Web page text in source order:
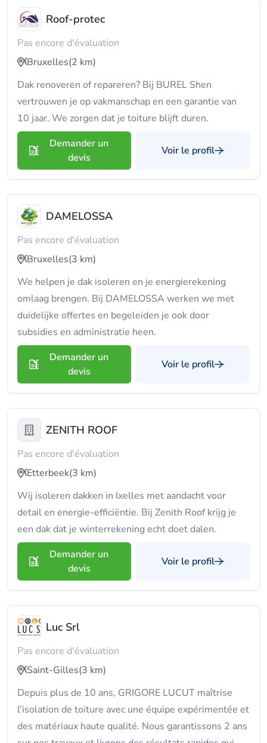
Roof-protec
Pas encore d'évaluation
Bruxelles(2 km)
Dak renoveren of repareren? Bij BUREL Shen
vertrouwen je op vakmanschap en een garantie van
10 jaar. We zorgen dat je toiture blijft duren.
Demander un
devis
Voir le profil
DAMELOSSA
Pas encore d'évaluation
Bruxelles(3 km)
We helpen je dak isoleren en je energierekening
omlaag brengen. Bij DAMELOSSA werken we met
duidelijke offertes en begeleiden je ook door
subsidies en administratie heen.
Demander un
devis
Voir le profil
ZENITH ROOF
Pas encore d'évaluation
Etterbeek(3 km)
Wij isoleren dakken in Ixelles met aandacht voor
detail en energie-efficiëntie. Bij Zenith Roof krijg je
een dak dat je winterrekening echt doet dalen.
Demander un
devis
Voir le profil
Luc Srl
Pas encore d'évaluation
Saint-Gilles(3 km)
Depuis plus de 10 ans, GRIGORE LUCUT maîtrise
l'isolation de toiture avec une équipe expérimentée et
des matériaux haute qualité. Nous garantissons 2 ans